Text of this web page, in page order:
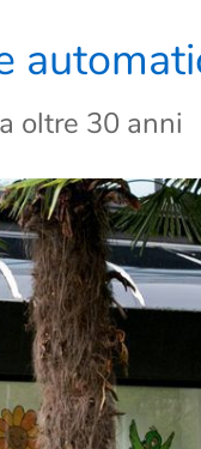
oltre 30 anni